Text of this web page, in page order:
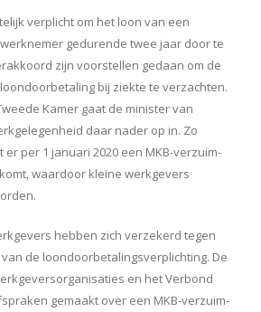
verplicht om het loon van een
gedurende twee jaar door te
zijn voorstellen gedaan om de
bij ziekte te verzachten.
Kamer gaat de minister van
daar nader op in. Zo
per 1 januari 2020 een MKB-verzuim-
waardoor kleine werkgevers
hebben zich verzekerd tegen
van de loondoorbetalingsverplichting. De
en het Verbond
gemaakt over een MKB-verzuim-